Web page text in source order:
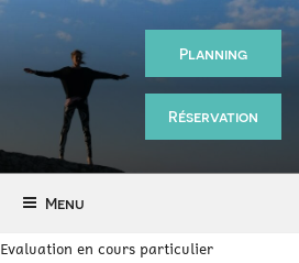
Planning
Réservation
Menu
Evaluation en cours particulier